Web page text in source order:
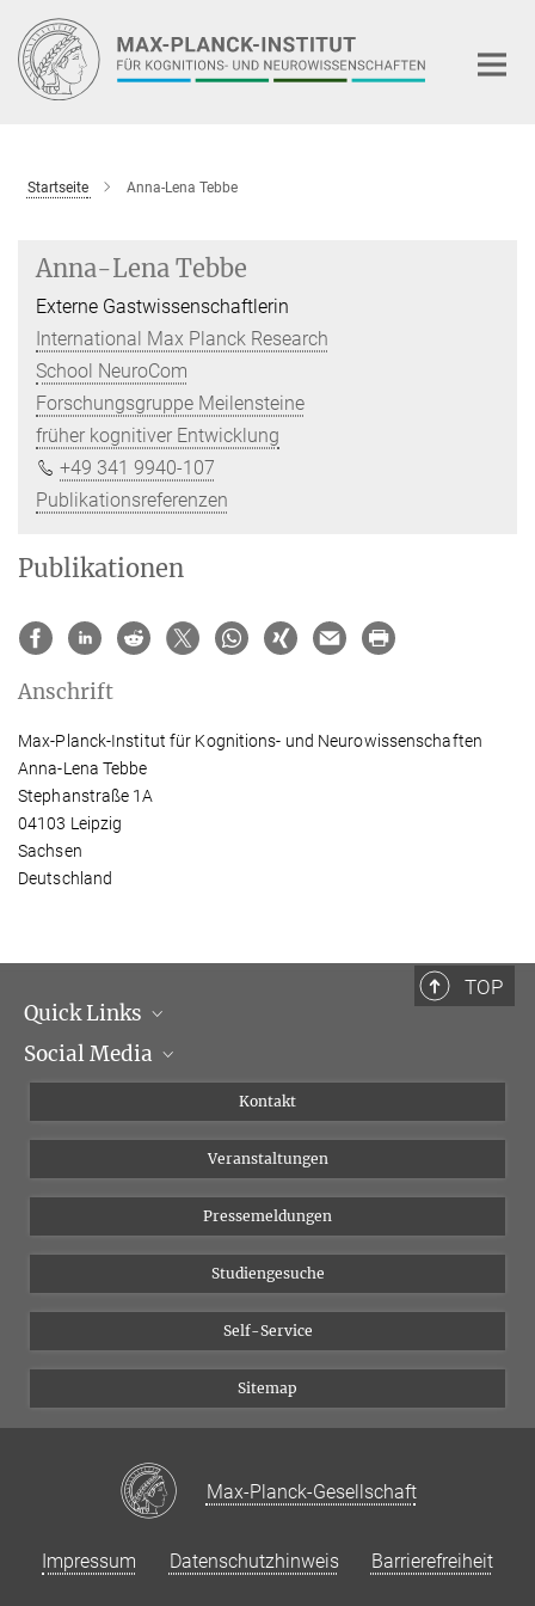
Hauptinhalt
Startseite Anna-Lena Tebbe
Anna-Lena Tebbe
Externe Gastwissenschaftlerin
International Max Planck Research
School NeuroCom
Forschungsgruppe Meilensteine
früher kognitiver Entwicklung
+49 341 9940-107
Publikationsreferenzen
Publikationen
Anschrift
Max-Planck-Institut für Kognitions- und Neurowissenschaften
Anna-Lena Tebbe
Stephanstraße 1A
04103 Leipzig
Sachsen
Deutschland
TOP
Quick Links
Institutsleitung
Social Media
YouTube
Kontakt
Veranstaltungen
Pressemeldungen
Studiengesuche
Self-Service
Sitemap
Max-Planck-Gesellschaft
Impressum Datenschutzhinweis Barrierefreiheit